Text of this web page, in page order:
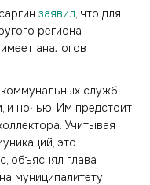
заявил, что для
региона
аналогов
коммунальных служб
и ночью. Им предстоит
Учитывая
это
объяснял глава
муниципалитету